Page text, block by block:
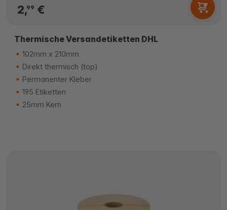
2,99 €
Thermische Versandetiketten DHL
102mm x 210mm
Direkt thermisch (top)
Permanenter Kleber
195 Etiketten
25mm Kern